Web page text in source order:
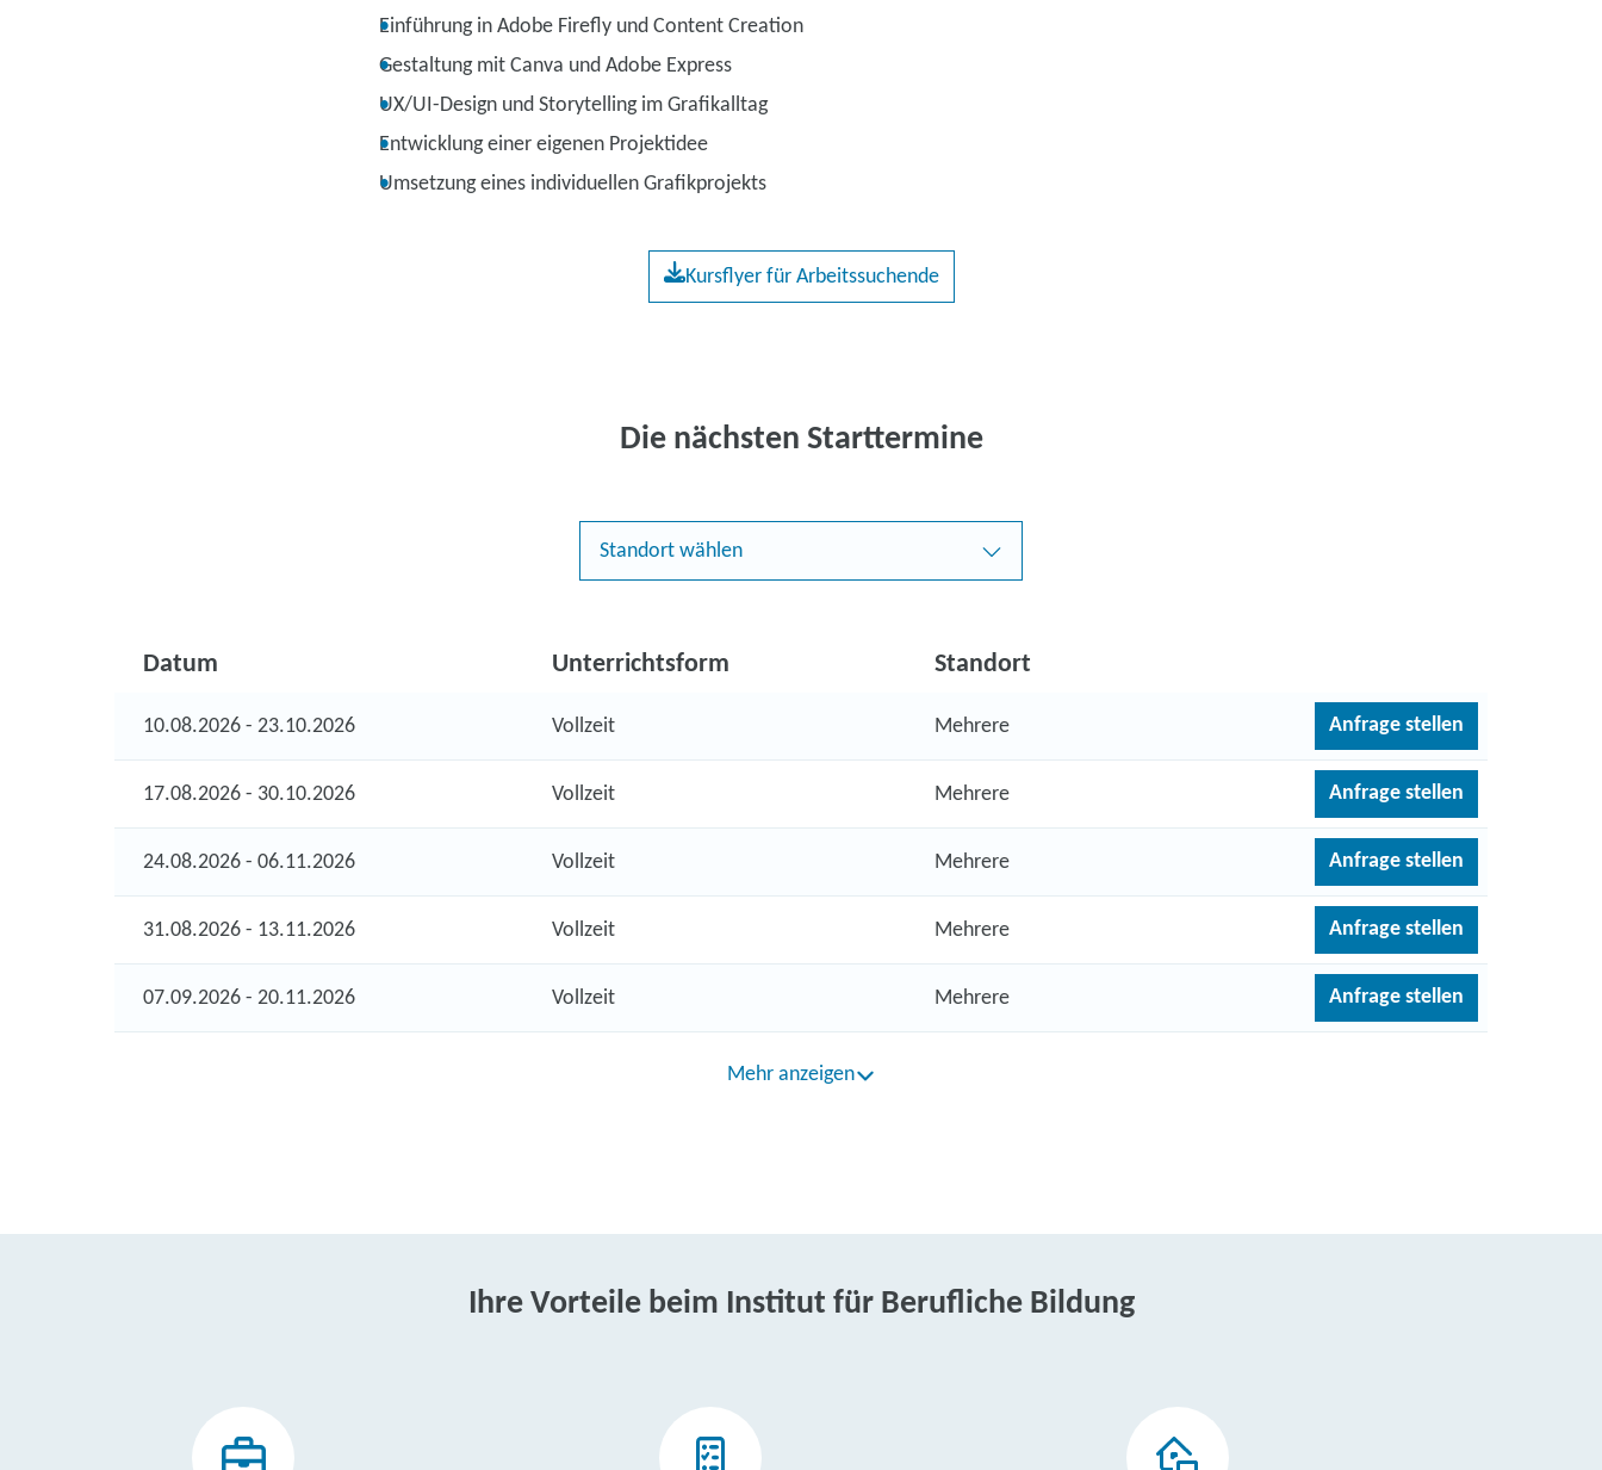
Einführung in Adobe Firefly und Content Creation
Gestaltung mit Canva und Adobe Express
UX/UI-Design und Storytelling im Grafikalltag
Entwicklung einer eigenen Projektidee
Umsetzung eines individuellen Grafikprojekts
Kursflyer für Arbeitssuchende
Die nächsten Starttermine
Standort wählen
Datum Unterrichtsform Standort
10.08.2026 - 23.10.2026 Vollzeit Mehrere Anfrage stellen
17.08.2026 - 30.10.2026 Vollzeit Mehrere Anfrage stellen
24.08.2026 - 06.11.2026 Vollzeit Mehrere Anfrage stellen
31.08.2026 - 13.11.2026 Vollzeit Mehrere Anfrage stellen
07.09.2026 - 20.11.2026 Vollzeit Mehrere Anfrage stellen
Mehr anzeigen
Ihre Vorteile beim Institut für Berufliche Bildung